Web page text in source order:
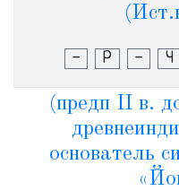
- Р - Ч
(предп II в.
основатель